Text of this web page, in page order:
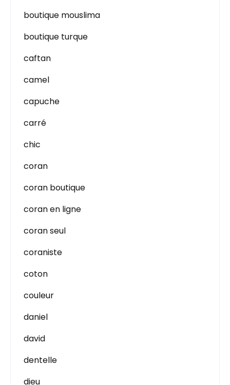
boutique mouslima
boutique turque
caftan
camel
capuche
carré
chic
coran
coran boutique
coran en ligne
coran seul
coraniste
coton
couleur
daniel
david
dentelle
dieu